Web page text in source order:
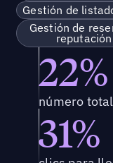
Gestión de
Gestión de
reputación
22%
número
31%